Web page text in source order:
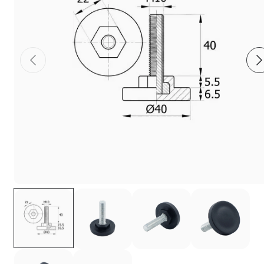
Фиксаторы - барашки
Заглушки для труб с резьбой
Пластиковые спинки и сиденья для
парт